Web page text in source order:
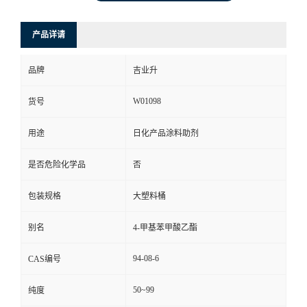
产品详请
品牌 吉业升
货号 W01098
用途 日化产品涂料助剂
是否危险化学品 否
包装规格 大塑料桶
别名 4-甲基苯甲酸乙酯
CAS编号 94-08-6
纯度 50~99